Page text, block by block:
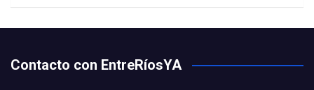
Contacto con EntreRíosYA